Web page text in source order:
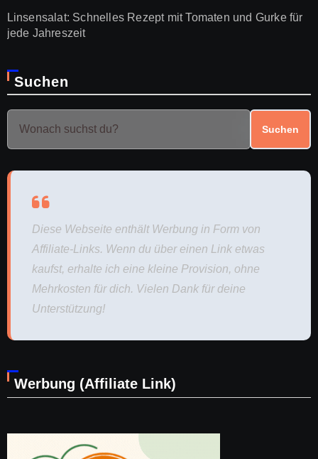
Linsensalat: Schnelles Rezept mit Tomaten und Gurke für
jede Jahreszeit
Suchen
Suchen
Diese Webseite enthält Werbung in Form von
Affiliate-Links. Wenn du über einen Link etwas
kaufst, erhalte ich eine kleine Provision, ohne
Mehrkosten für dich. Vielen Dank für deine
Unterstützung!
Werbung (Affiliate Link)